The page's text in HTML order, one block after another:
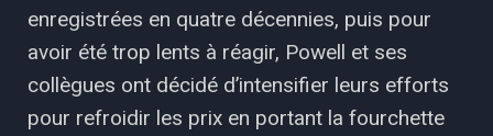
enregistrées en quatre décennies, puis pour
avoir été trop lents à réagir, Powell et ses
collègues ont décidé d’intensifier leurs efforts
pour refroidir les prix en portant la fourchette